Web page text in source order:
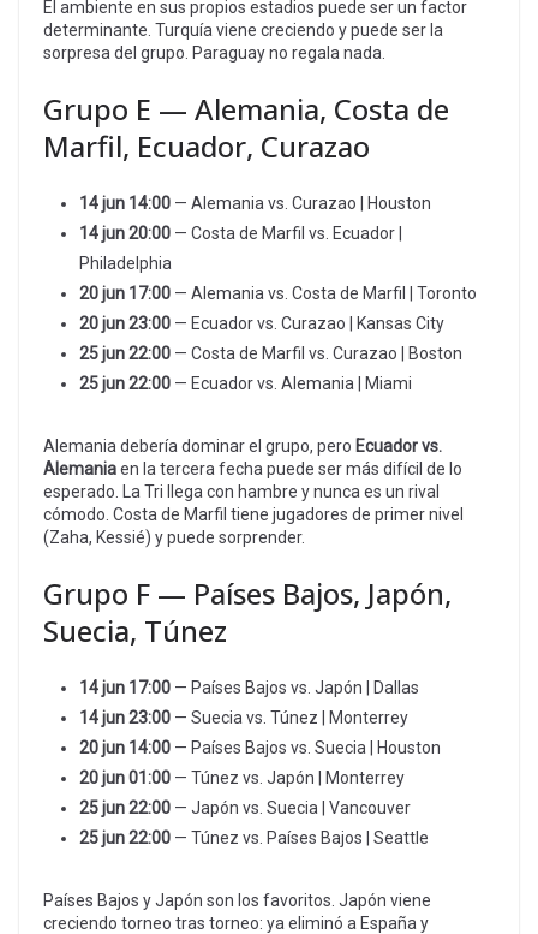
El ambiente en sus propios estadios puede ser un factor
determinante. Turquía viene creciendo y puede ser la
sorpresa del grupo. Paraguay no regala nada.
Grupo E — Alemania, Costa de
Marfil, Ecuador, Curazao
14 jun 14:00 — Alemania vs. Curazao | Houston
14 jun 20:00 — Costa de Marfil vs. Ecuador |
Philadelphia
20 jun 17:00 — Alemania vs. Costa de Marfil | Toronto
20 jun 23:00 — Ecuador vs. Curazao | Kansas City
25 jun 22:00 — Costa de Marfil vs. Curazao | Boston
25 jun 22:00 — Ecuador vs. Alemania | Miami
Alemania debería dominar el grupo, pero Ecuador vs.
Alemaniaen la tercera fecha puede ser más difícil de lo
esperado. La Tri llega con hambre y nunca es un rival
cómodo. Costa de Marfil tiene jugadores de primer nivel
(Zaha, Kessié) y puede sorprender.
Grupo F — Países Bajos, Japón,
Suecia, Túnez
14 jun 17:00 — Países Bajos vs. Japón | Dallas
14 jun 23:00 — Suecia vs. Túnez | Monterrey
20 jun 14:00 — Países Bajos vs. Suecia | Houston
20 jun 01:00 — Túnez vs. Japón | Monterrey
25 jun 22:00 — Japón vs. Suecia | Vancouver
25 jun 22:00 — Túnez vs. Países Bajos | Seattle
Países Bajos y Japón son los favoritos. Japón viene
creciendo torneo tras torneo: ya eliminó a España y